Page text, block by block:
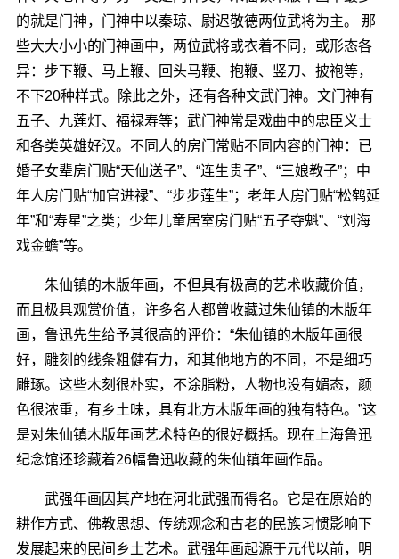
的就是门神，门神中以秦琼、尉迟敬德两位武将为主。 那
些大大小小的门神画中，两位武将或衣着不同，或形态各
异：步下鞭、马上鞭、回头马鞭、抱鞭、竖刀、披袍等，
不下20种样式。除此之外，还有各种文武门神。文门神有
五子、九莲灯、福禄寿等；武门神常是戏曲中的忠臣义士
和各类英雄好汉。不同人的房门常贴不同内容的门神：已
婚子女辈房门贴“天仙送子”、“连生贵子”、“三娘教子”；中
年人房门贴“加官进禄”、“步步莲生”；老年人房门贴“松鹤延
年”和“寿星”之类；少年儿童居室房门贴“五子夺魁”、“刘海
戏金蟾”等。
朱仙镇的木版年画，不但具有极高的艺术收藏价值，
而且极具观赏价值，许多名人都曾收藏过朱仙镇的木版年
画，鲁迅先生给予其很高的评价：“朱仙镇的木版年画很
好，雕刻的线条粗健有力，和其他地方的不同，不是细巧
雕琢。这些木刻很朴实，不涂脂粉，人物也没有媚态，颜
色很浓重，有乡土味，具有北方木版年画的独有特色。”这
是对朱仙镇木版年画艺术特色的很好概括。现在上海鲁迅
纪念馆还珍藏着26幅鲁迅收藏的朱仙镇年画作品。
武强年画因其产地在河北武强而得名。它是在原始的
耕作方式、佛教思想、传统观念和古老的民族习惯影响下
发展起来的民间乡土艺术。武强年画起源于元代以前，明